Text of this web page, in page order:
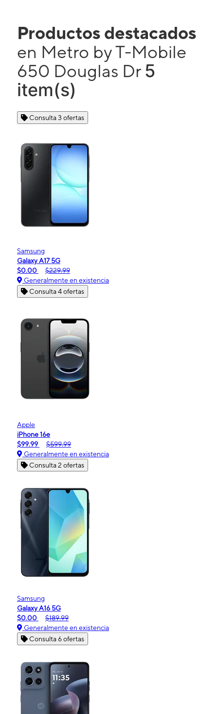
Productos destacados
en Metro by T-Mobile
650 Douglas Dr 5
item(s)
Consulta 3 ofertas
Samsung
Galaxy A17 5G
$0.00
$229.99
Generalmente en existencia
Consulta 4 ofertas
Apple
iPhone 16e
$99.99
$599.99
Generalmente en existencia
Consulta 2 ofertas
Samsung
Galaxy A16 5G
$0.00
$189.99
Generalmente en existencia
Consulta 6 ofertas